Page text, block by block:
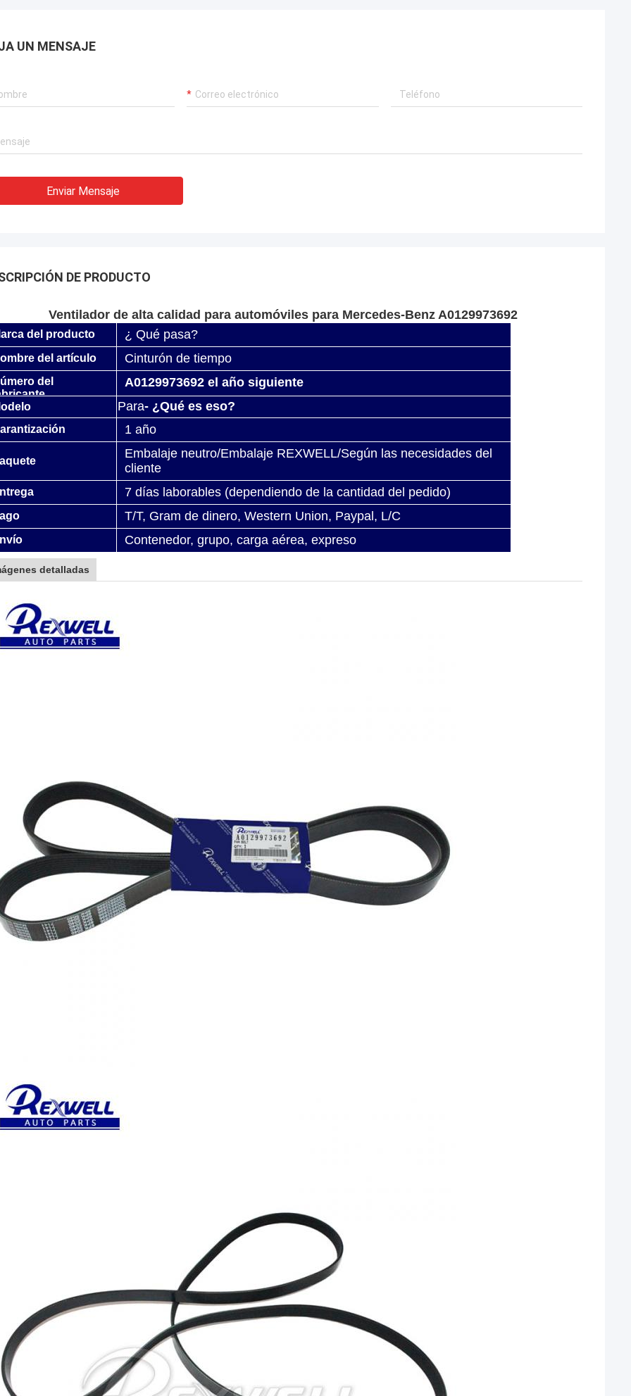
UN MENSAJE
Enviar Mensaje
DE PRODUCTO
Ventilador de alta calidad para automóviles para Mercedes-Benz A0129973692
del producto ¿ Qué pasa?
del artículo Cinturón de tiempo
del
A0129973692 el año siguiente
Para- ¿Qué es eso?
1 año
Embalaje neutro/Embalaje REXWELL/Según las necesidades del
cliente
7 días laborables (dependiendo de la cantidad del pedido)
T/T, Gram de dinero, Western Union, Paypal, L/C
Contenedor, grupo, carga aérea, expreso
detalladas